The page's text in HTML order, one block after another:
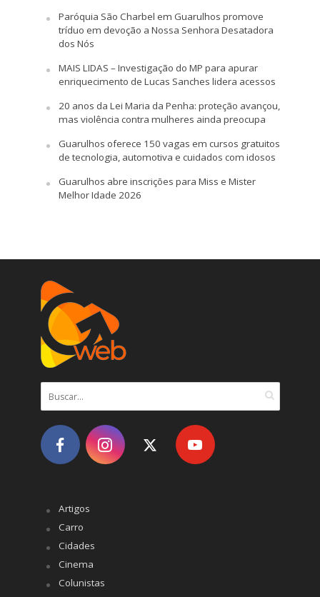
Paróquia São Charbel em Guarulhos promove
tríduo em devoção a Nossa Senhora Desatadora
dos Nós
MAIS LIDAS – Investigação do MP para apurar
enriquecimento de Lucas Sanches lidera acessos
20 anos da Lei Maria da Penha: proteção avançou,
mas violência contra mulheres ainda preocupa
Guarulhos oferece 150 vagas em cursos gratuitos
de tecnologia, automotiva e cuidados com idosos
Guarulhos abre inscrições para Miss e Mister
Melhor Idade 2026
Artigos
Carro
Cidades
Cinema
Colunistas